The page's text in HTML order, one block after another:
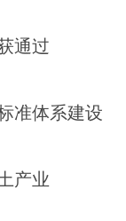
通过
准体系建设
产业